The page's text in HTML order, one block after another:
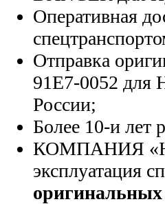
Оперативная
Отправка
91E7-0052 для
России;
Более 10-и лет
КОМПАНИЯ
эксплуатация
оригинальных